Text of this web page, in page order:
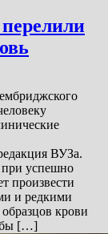
ВУЗа.
при успешно
произвести
и редкими
крови
[…]